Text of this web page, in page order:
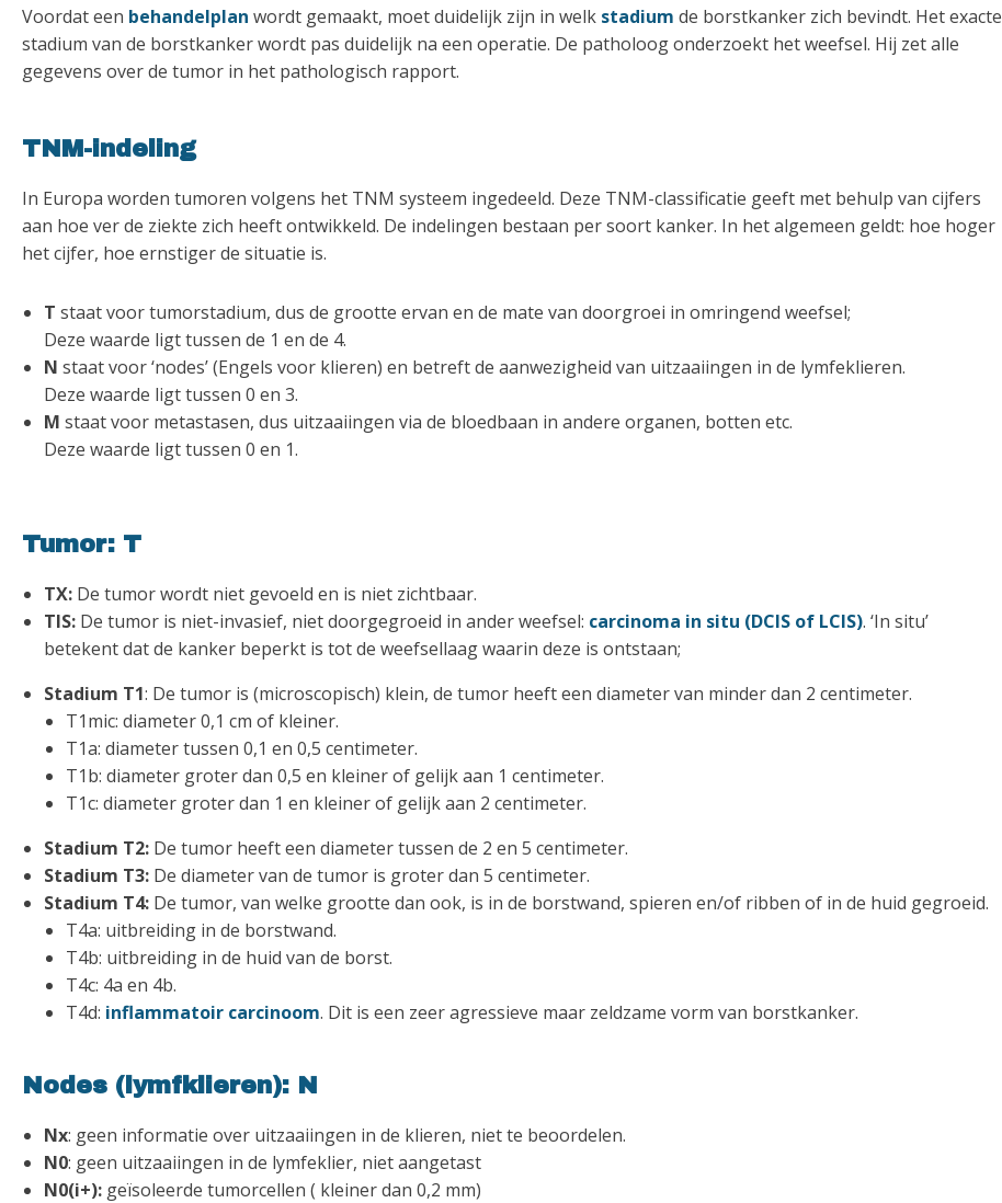
Voordat een behandelplan wordt gemaakt, moet duidelijk zijn in welk stadium de borstkanker zich bevindt. Het exacte
stadium van de borstkanker wordt pas duidelijk na een operatie. De patholoog onderzoekt het weefsel. Hij zet alle
gegevens over de tumor in het pathologisch rapport.
TNM-indeling
In Europa worden tumoren volgens het TNM systeem ingedeeld. Deze TNM-classificatie geeft met behulp van cijfers
aan hoe ver de ziekte zich heeft ontwikkeld. De indelingen bestaan per soort kanker. In het algemeen geldt: hoe hoger
het cijfer, hoe ernstiger de situatie is.
T staat voor tumorstadium, dus de grootte ervan en de mate van doorgroei in omringend weefsel;
Deze waarde ligt tussen de 1 en de 4.
N staat voor ‘nodes’ (Engels voor klieren) en betreft de aanwezigheid van uitzaaiingen in de lymfeklieren.
Deze waarde ligt tussen 0 en 3.
M staat voor metastasen, dus uitzaaiingen via de bloedbaan in andere organen, botten etc.
Deze waarde ligt tussen 0 en 1.
Tumor: T
TX: De tumor wordt niet gevoeld en is niet zichtbaar.
TIS: De tumor is niet-invasief, niet doorgegroeid in ander weefsel: carcinoma in situ (DCIS of LCIS). ‘In situ’
betekent dat de kanker beperkt is tot de weefsellaag waarin deze is ontstaan;
Stadium T1: De tumor is (microscopisch) klein, de tumor heeft een diameter van minder dan 2 centimeter.
T1mic: diameter 0,1 cm of kleiner.
T1a: diameter tussen 0,1 en 0,5 centimeter.
T1b: diameter groter dan 0,5 en kleiner of gelijk aan 1 centimeter.
T1c: diameter groter dan 1 en kleiner of gelijk aan 2 centimeter.
Stadium T2: De tumor heeft een diameter tussen de 2 en 5 centimeter.
Stadium T3: De diameter van de tumor is groter dan 5 centimeter.
Stadium T4: De tumor, van welke grootte dan ook, is in de borstwand, spieren en/of ribben of in de huid gegroeid.
T4a: uitbreiding in de borstwand.
T4b: uitbreiding in de huid van de borst.
T4c: 4a en 4b.
T4d: inflammatoir carcinoom. Dit is een zeer agressieve maar zeldzame vorm van borstkanker.
Nodes (lymfklieren): N
Nx: geen informatie over uitzaaiingen in de klieren, niet te beoordelen.
N0: geen uitzaaiingen in de lymfeklier, niet aangetast
N0(i+): geïsoleerde tumorcellen ( kleiner dan 0,2 mm)